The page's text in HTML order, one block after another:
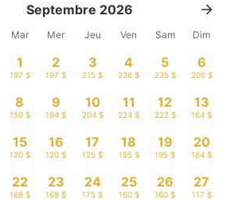
Septembre 2026
Mar Mer Jeu Ven Sam Dim
1
197 $
2
197 $
3
215 $
4
236 $
5
235 $
6
205 $
8
159 $
9
194 $
10
204 $
11
224 $
12
222 $
13
164 $
15
120 $
16
120 $
17
125 $
18
195 $
19
195 $
20
164 $
22
168 $
23
168 $
24
175 $
25
160 $
26
160 $
27
117 $